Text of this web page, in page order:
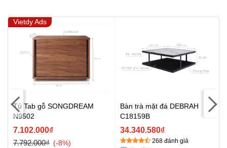
Vietdy Ads
Tủ Tab gỗ SONGDREAM
N9502
7.102.000₫
7.792.000₫
-8%
Bàn trà mặt đá DEBRAH
C18159B
34.340.580₫
268 đánh giá